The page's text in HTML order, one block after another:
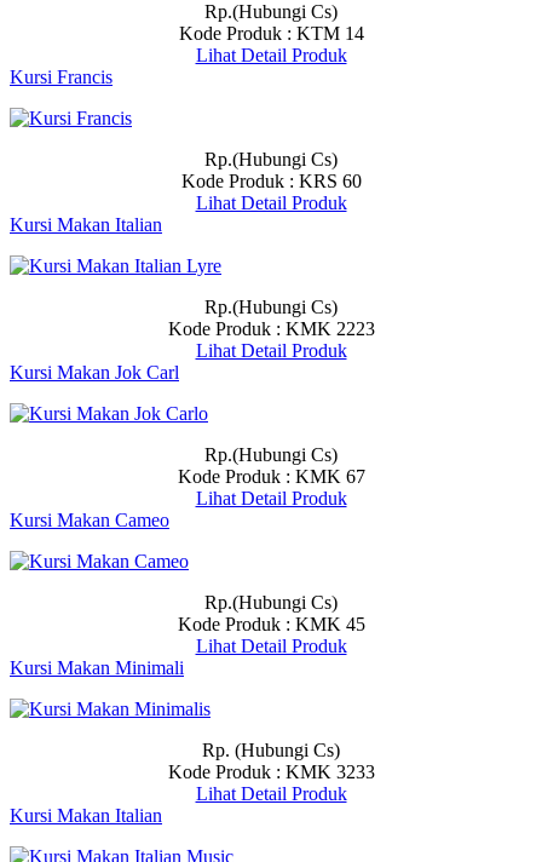
Rp.(Hubungi Cs)
Kode Produk : KTM 14
Lihat Detail Produk
Kursi Francis
Rp.(Hubungi Cs)
Kode Produk : KRS 60
Lihat Detail Produk
Kursi Makan Italian
Rp.(Hubungi Cs)
Kode Produk : KMK 2223
Lihat Detail Produk
Kursi Makan Jok Carl
Rp.(Hubungi Cs)
Kode Produk : KMK 67
Lihat Detail Produk
Kursi Makan Cameo
Rp.(Hubungi Cs)
Kode Produk : KMK 45
Lihat Detail Produk
Kursi Makan Minimali
Rp. (Hubungi Cs)
Kode Produk : KMK 3233
Lihat Detail Produk
Kursi Makan Italian